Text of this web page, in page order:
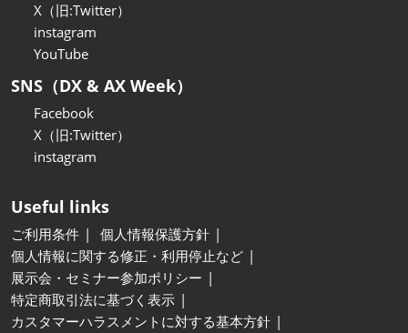
X（旧:Twitter）
instagram
YouTube
SNS（DX & AX Week）
Facebook
X（旧:Twitter）
instagram
Useful links
ご利用条件
個人情報保護方針
個人情報に関する修正・利用停止など
展示会・セミナー参加ポリシー
特定商取引法に基づく表示
カスタマーハラスメントに対する基本方針